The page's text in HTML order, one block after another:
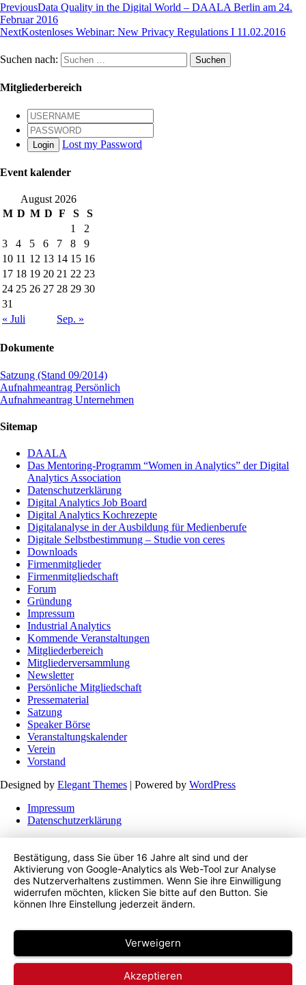
PreviousData Quality in the Digital World – DAALA Berlin am 24.
Februar 2016
NextKostenloses Webinar: New Privacy Regulations I 11.02.2016
Suchen nach:
Mitgliederbereich
Login Lost my Password
Event kalender
August 2026
M D M D F S
S
1
2
3
4 5 6 7 8
9
10 11 12 13 14 15 16
17 18 19 20 21 22 23
24 25 26 27 28 29 30
31
« Juli
Sep. »
Dokumente
Satzung (Stand 09/2014)
Aufnahmeantrag Persönlich
Aufnahmeantrag Unternehmen
Sitemap
DAALA
Das Mentoring-Programm “Women in Analytics” der Digital
Analytics Association
Datenschutzerklärung
Digital Analytics Job Board
Digital Analytics Kochrezepte
Digitalanalyse in der Ausbildung für Medienberufe
Digitale Selbstbestimmung – Studie von ceres
Downloads
Firmenmitglieder
Firmenmitgliedschaft
Forum
Gründung
Impressum
Industrial Analytics
Kommende Veranstaltungen
Mitgliederbereich
Mitgliederversammlung
Newsletter
Persönliche Mitgliedschaft
Pressematerial
Satzung
Speaker Börse
Veranstaltungskalender
Verein
Vorstand
Designed by Elegant Themes | Powered by WordPress
Impressum
Datenschutzerklärung
Bestätigung, dass Sie über 16 Jahre alt sind und der
Aktivierung von Google-Analytics als Web-Tool zur Analyse
des Nutzerverhaltens zustimmen. Wenn Sie ihre Einwilligung
widerrufen möchten, klicken Sie bitte auf den Button. Sie
können Ihre Einstellung jederzeit ändern.
Verweigern
Akzeptieren